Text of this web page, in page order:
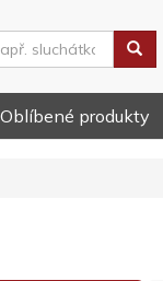
Oblíbené produkty